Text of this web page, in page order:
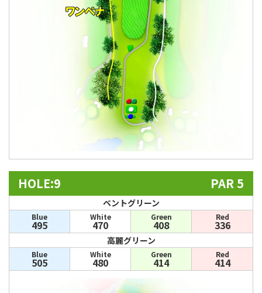
HOLE:9 PAR 5
ベントグリーン
Blue
495
White
470
Green
408
Red
336
高麗グリーン
Blue
505
White
480
Green
414
Red
414